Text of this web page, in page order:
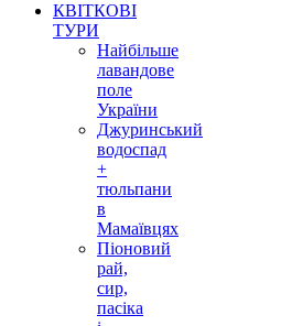
КВІТКОВІ
ТУРИ
Найбільше
лавандове
поле
України
Джуринський
водоспад
+
тюльпани
в
Мамаївцях
Піоновий
рай,
сир,
пасіка